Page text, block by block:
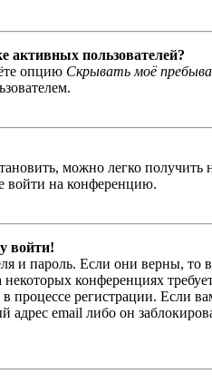
активных пользователей?
опцию Скрывать моё
можно легко
войти на конференцию.
войти!
и пароль. Если они верны,
конференциях
процессе регистрации. Если
email либо он